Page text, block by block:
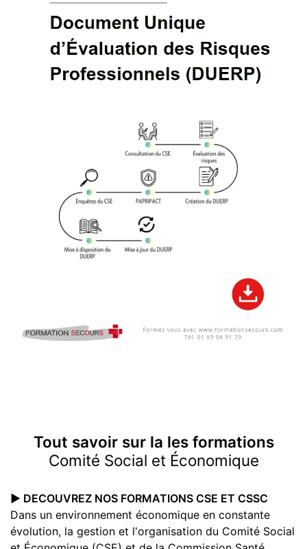
Tout savoir sur la les formations
Comité Social et Économique
▶️ DECOUVREZ NOS FORMATIONS CSE ET CSSC
Dans un environnement économique en constante
évolution, la gestion et l'organisation du Comité Social